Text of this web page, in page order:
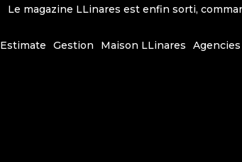
Le magazine LLinares est enfin sorti,
Estimate Gestion Maison LLinares Agencies